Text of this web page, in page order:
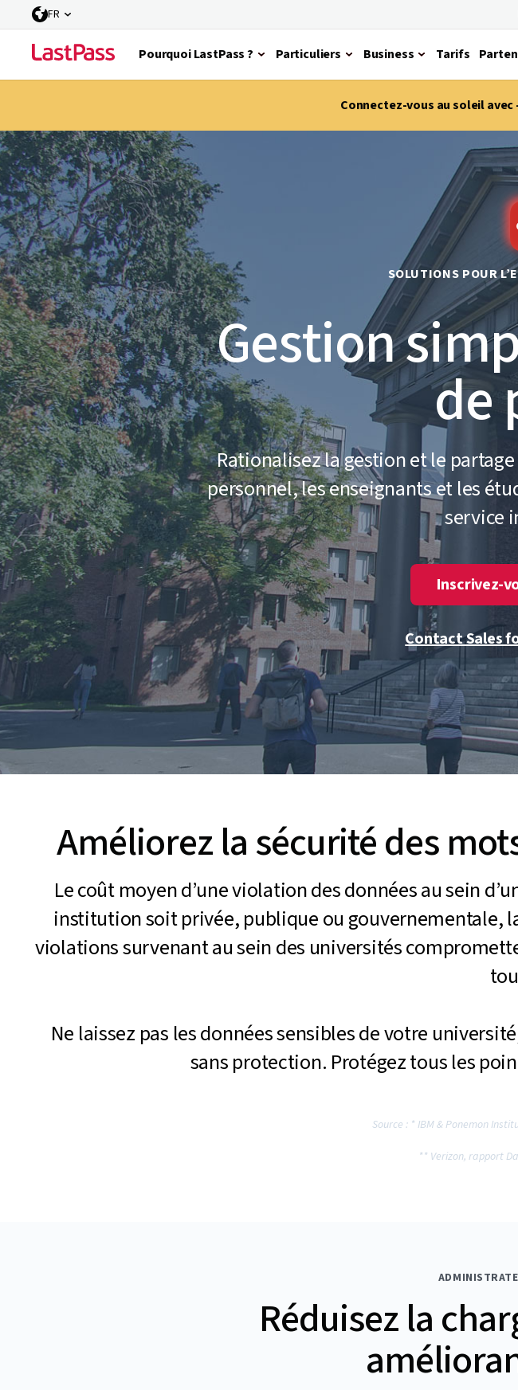
FR
Pourquoi LastPass ? Particuliers Business Tarifs
Connectez-vous au soleil avec
SOLUTIONS POUR
Gestion
de
Rationalisez la gestion et le
personnel, les enseignants et les
service
Inscrivez-
Contact Sales
Améliorez la sécurité des
Le coût moyen d’une violation des données au sein
institution soit privée, publique ou gouvernementale,
violations survenant au sein des universités
Ne laissez pas les données sensibles de votre
sans protection. Protégez tous les
Source : * IBM & Ponemon
** Verizon, rapport
Réduisez la